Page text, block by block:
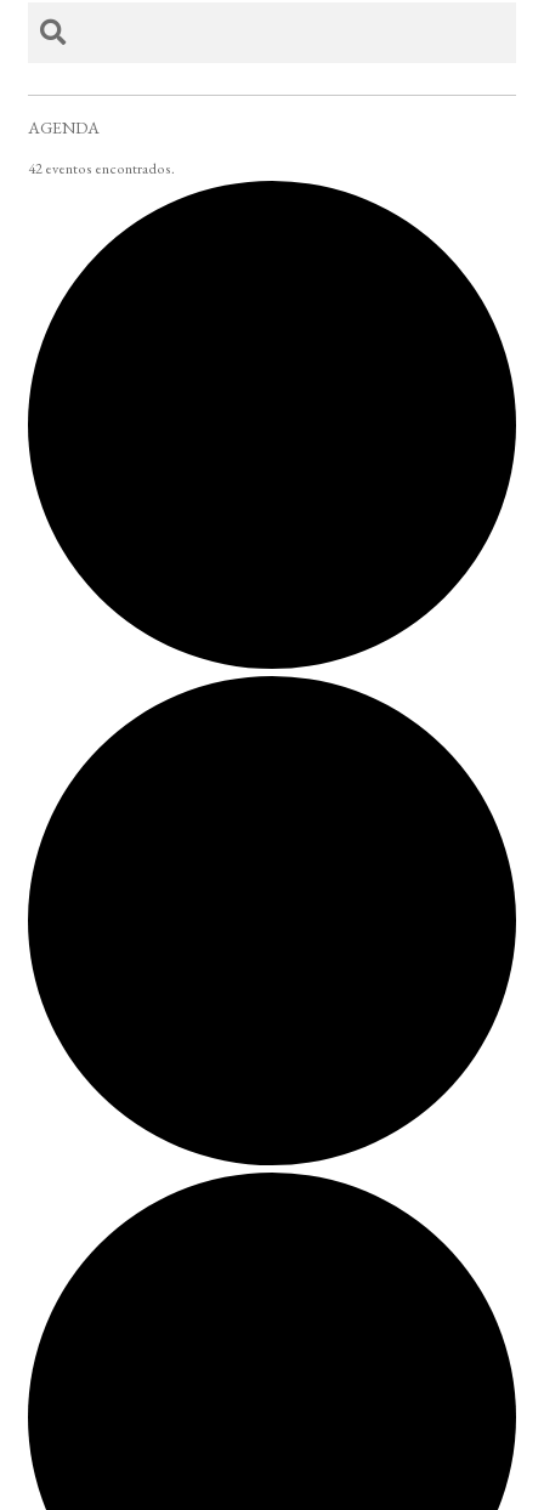
AGENDA
42 eventos encontrados.